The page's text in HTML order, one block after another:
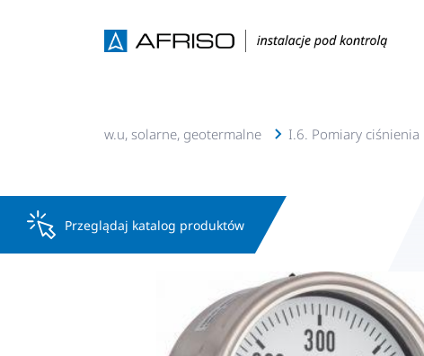
Instalacje c.o., c.w.u, solarne, geotermalne I.6. Pomiary
Przeglądaj katalog produktów